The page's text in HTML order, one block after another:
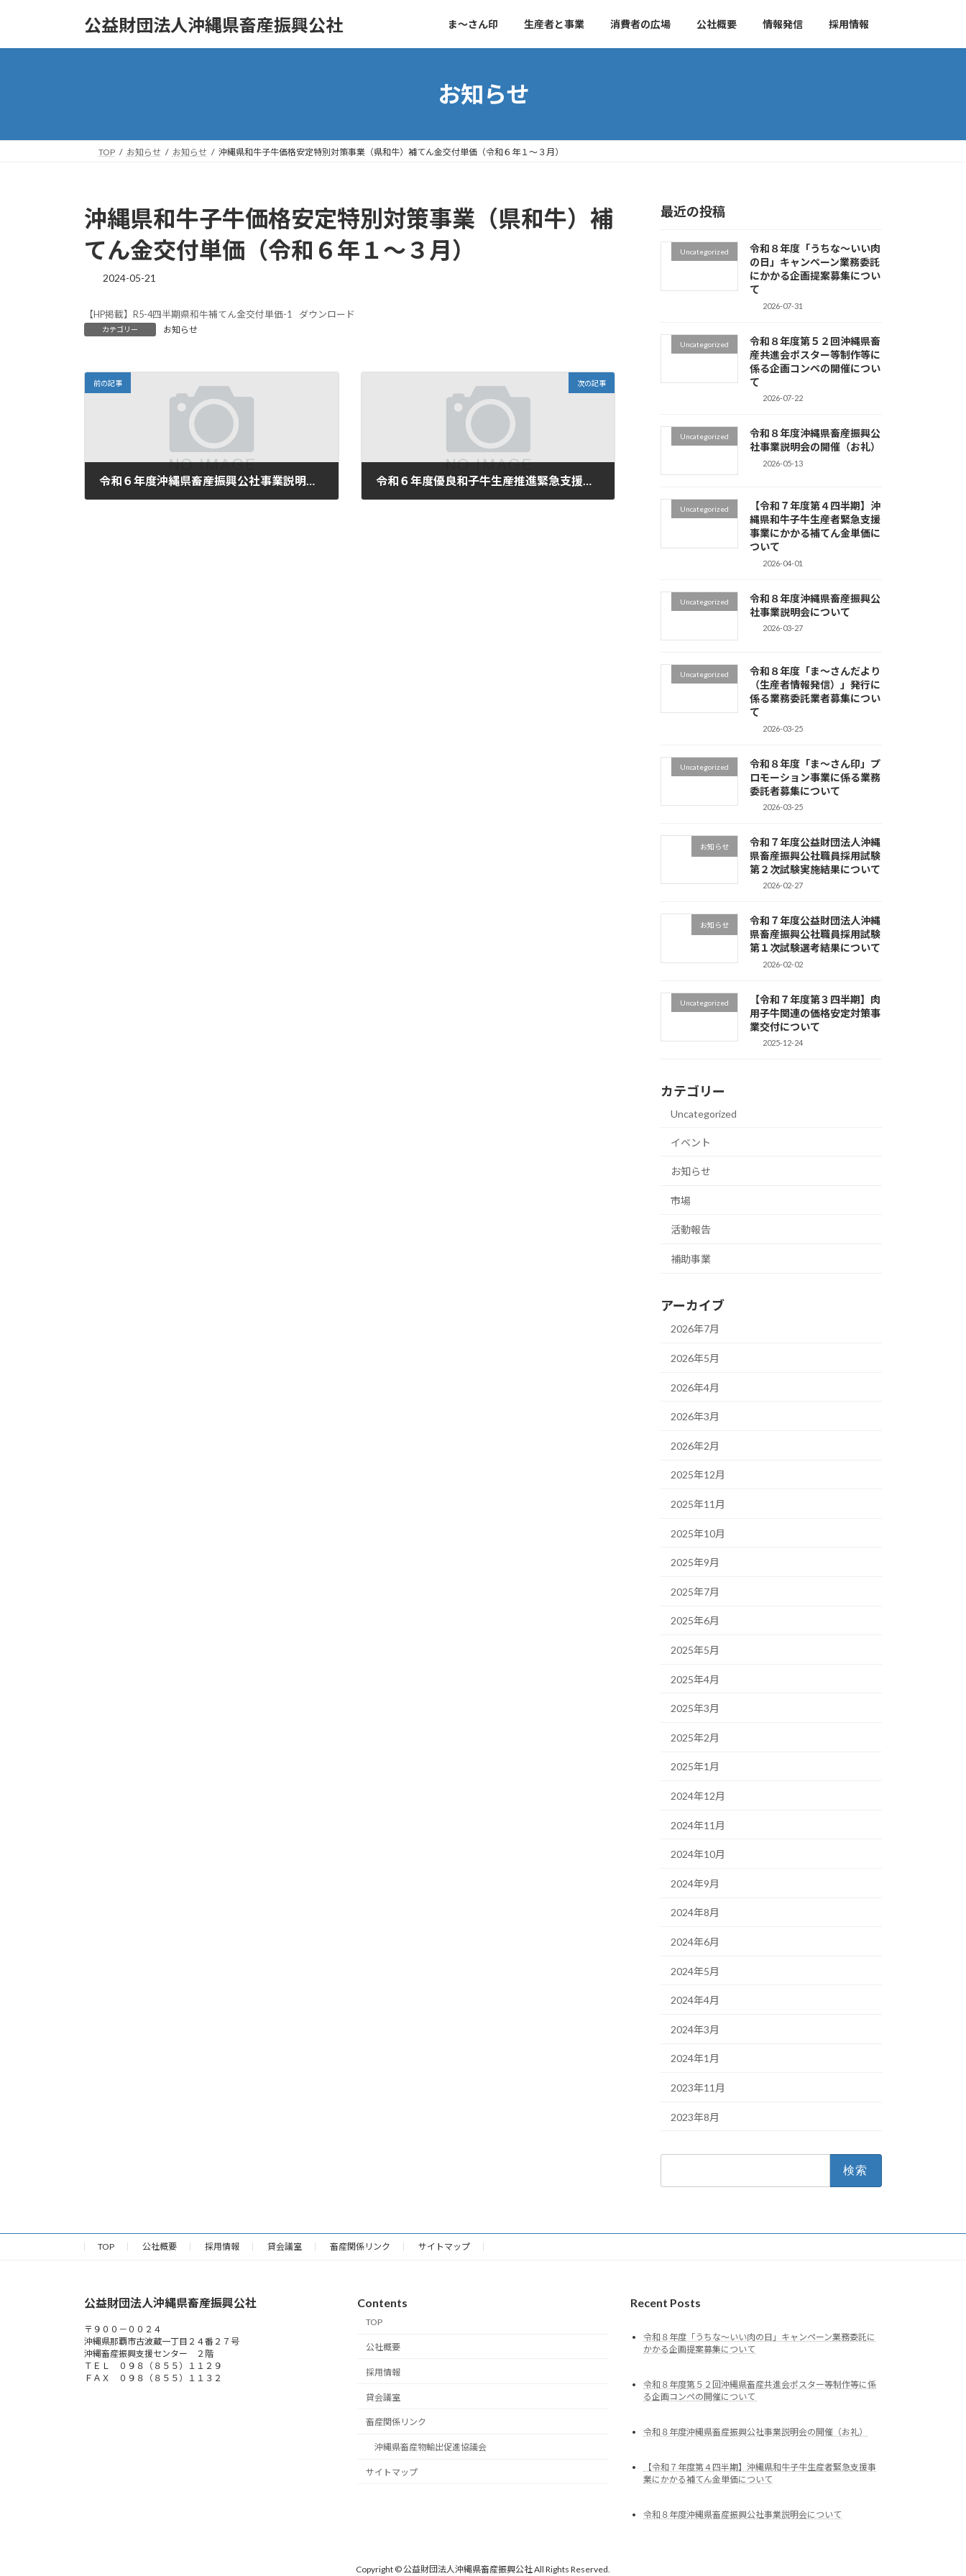
公益財団法人沖縄県畜産振興公社 ま～さん印 生産者と事業 消費者の広場 公社概要 情報発信 採用情報
お知らせ
TOP お知らせ お知らせ 沖縄県和牛子牛価格安定特別対策事業（県和牛）補てん金交付単価（令和６年１～３月）
沖縄県和牛子牛価格安定特別対策事業（県和牛）補
てん金交付単価（令和６年１～３月）
2024-05-21
【HP掲載】R5-4四半期県和牛補てん金交付単価-1 ダウンロード
カテゴリー お知らせ
前の記事 次の記事
最近の投稿
Uncategorized
令和８年度「うちな～いい肉
の日」キャンペーン業務委託
にかかる企画提案募集につい
て
2026-07-31
Uncategorized
令和８年度第５２回沖縄県畜
産共進会ポスター等制作等に
係る企画コンペの開催につい
て
2026-07-22
Uncategorized
令和８年度沖縄県畜産振興公
社事業説明会の開催（お礼）
2026-05-13
Uncategorized
【令和７年度第４四半期】沖
縄県和牛子牛生産者緊急支援
事業にかかる補てん金単価に
ついて
2026-04-01
Uncategorized
令和８年度沖縄県畜産振興公
社事業説明会について
2026-03-27
Uncategorized
令和８年度「ま～さんだより
（生産者情報発信）」発行に
係る業務委託業者募集につい
て
2026-03-25
Uncategorized
令和８年度「ま～さん印」プ
ロモーション事業に係る業務
委託者募集について
2026-03-25
お知らせ
令和７年度公益財団法人沖縄
県畜産振興公社職員採用試験
第２次試験実施結果について
2026-02-27
お知らせ
令和７年度公益財団法人沖縄
県畜産振興公社職員採用試験
第１次試験選考結果について
2026-02-02
Uncategorized
【令和７年度第３四半期】肉
用子牛関連の価格安定対策事
業交付について
2025-12-24
カテゴリー
Uncategorized
イベント
お知らせ
市場
活動報告
補助事業
アーカイブ
2026年7月
2026年5月
2026年4月
2026年3月
2026年2月
2025年12月
2025年11月
2025年10月
2025年9月
2025年7月
2025年6月
2025年5月
2025年4月
2025年3月
2025年2月
2025年1月
2024年12月
2024年11月
2024年10月
2024年9月
2024年8月
2024年6月
2024年5月
2024年4月
2024年3月
2024年1月
2023年11月
2023年8月
TOP 公社概要 採用情報 貸会議室 畜産関係リンク サイトマップ
公益財団法人沖縄県畜産振興公社
〒９００－００２４
沖縄県那覇市古波蔵一丁目２４番２７号
沖縄畜産振興支援センター ２階
ＴＥＬ ０９８（８５５）１１２９
ＦＡＸ ０９８（８５５）１１３２
Contents
TOP
公社概要
採用情報
貸会議室
畜産関係リンク
沖縄県畜産物輸出促進協議会
サイトマップ
Recent Posts
令和８年度「うちな～いい肉の日」キャンペーン業務委託に
かかる企画提案募集について
令和８年度第５２回沖縄県畜産共進会ポスター等制作等に係
る企画コンペの開催について
令和８年度沖縄県畜産振興公社事業説明会の開催（お礼）
【令和７年度第４四半期】沖縄県和牛子牛生産者緊急支援事
業にかかる補てん金単価について
令和８年度沖縄県畜産振興公社事業説明会について
Copyright © 公益財団法人沖縄県畜産振興公社 All Rights Reserved.